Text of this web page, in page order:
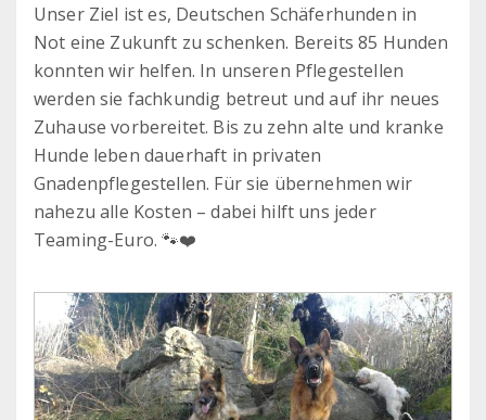
Unser Ziel ist es, Deutschen Schäferhunden in
Not eine Zukunft zu schenken. Bereits 85 Hunden
konnten wir helfen. In unseren Pflegestellen
werden sie fachkundig betreut und auf ihr neues
Zuhause vorbereitet. Bis zu zehn alte und kranke
Hunde leben dauerhaft in privaten
Gnadenpflegestellen. Für sie übernehmen wir
nahezu alle Kosten – dabei hilft uns jeder
Teaming-Euro. 🐾❤️